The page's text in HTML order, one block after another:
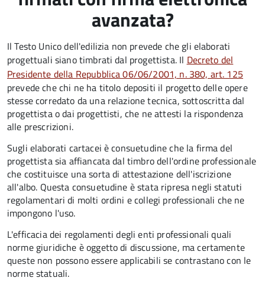
avanzata?
Il Testo Unico dell'edilizia non prevede che gli elaborati
progettuali siano timbrati dal progettista. Il Decreto del
Presidente della Repubblica 06/06/2001, n. 380, art. 125
prevede che chi ne ha titolo depositi il progetto delle opere
stesse corredato da una relazione tecnica, sottoscritta dal
progettista o dai progettisti, che ne attesti la rispondenza
alle prescrizioni.
Sugli elaborati cartacei è consuetudine che la firma del
progettista sia affiancata dal timbro dell'ordine professionale
che costituisce una sorta di attestazione dell'iscrizione
all'albo. Questa consuetudine è stata ripresa negli statuti
regolamentari di molti ordini e collegi professionali che ne
impongono l'uso.
L'efficacia dei regolamenti degli enti professionali quali
norme giuridiche è oggetto di discussione, ma certamente
queste non possono essere applicabili se contrastano con le
norme statuali.